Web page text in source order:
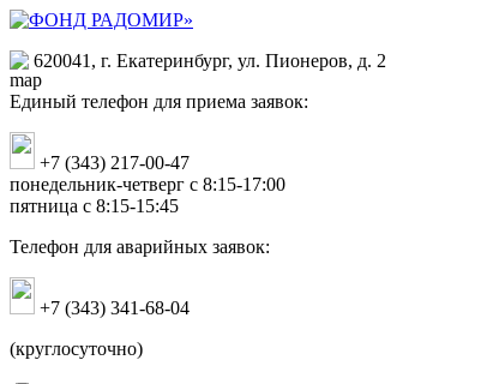
620041, г. Екатеринбург, ул. Пионеров, д. 2
Единый телефон для приема заявок:
+7 (343) 217-00-47
понедельник-четверг с 8:15-17:00
пятница с 8:15-15:45
Телефон для аварийных заявок:
+7 (343) 341-68-04
(круглосуточно)